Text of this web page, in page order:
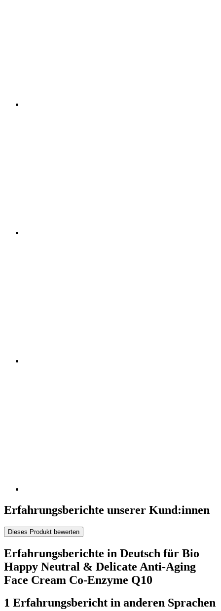
Erfahrungsberichte unserer Kund:innen
Dieses Produkt bewerten
Erfahrungsberichte in Deutsch für Bio
Happy Neutral & Delicate Anti-Aging
Face Cream Co-Enzyme Q10
1 Erfahrungsbericht in anderen Sprachen